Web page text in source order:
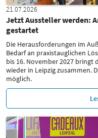
21.07.2026
Jetzt Aussteller werden:
gestartet
Die Herausforderungen im
Bedarf an praxistauglichen
bis 16. November 2027 bringt
wieder in Leipzig zusammen.
möglich.